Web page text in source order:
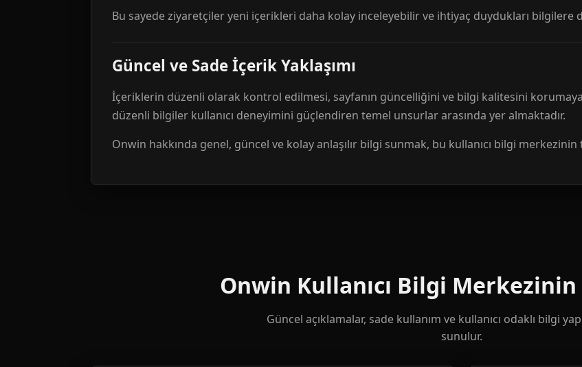
Bu sayede ziyaretçiler yeni içerikleri daha kolay inceleyebilir ve ihtiyaç duydukları bilgilere
Güncel ve Sade İçerik Yaklaşımı
İçeriklerin düzenli olarak kontrol edilmesi, sayfanın güncelliğini ve bilgi kalitesini korumaya
düzenli bilgiler kullanıcı deneyimini güçlendiren temel unsurlar arasında yer almaktadır.
Onwin hakkında genel, güncel ve kolay anlaşılır bilgi sunmak, bu kullanıcı bilgi
Onwin Kullanıcı Bilgi
Güncel açıklamalar, sade kullanım ve kullanıcı odaklı bilgi
sunulur.